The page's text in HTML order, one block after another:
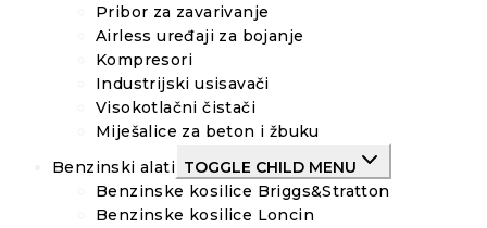
Pribor za zavarivanje
Airless uređaji za bojanje
Kompresori
Industrijski usisavači
Visokotlačni čistači
Miješalice za beton i žbuku
Benzinski alati TOGGLE CHILD MENU
Benzinske kosilice Briggs&Stratton
Benzinske kosilice Loncin